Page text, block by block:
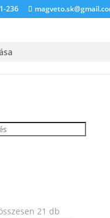
236
21 dbSorted